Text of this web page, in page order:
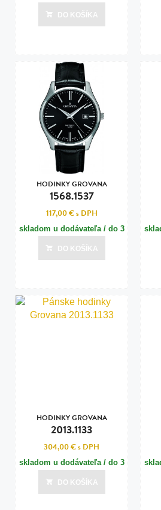
dní
Posledná aktualizácia dnes o 07:00
DO KOŠÍKA
HODINKY GROVANA
1568.1537
117,00 €s DPH
skladom u dodávateľa / do 3
dní
Posledná aktualizácia dnes o 07:00
DO KOŠÍKA
HODINKY GROVANA
2013.1133
304,00 €s DPH
skladom u dodávateľa / do 3
dní
Posledná aktualizácia dnes o 07:00
DO KOŠÍKA